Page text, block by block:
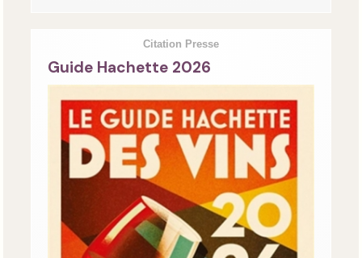
Citation Presse
Guide Hachette 2026